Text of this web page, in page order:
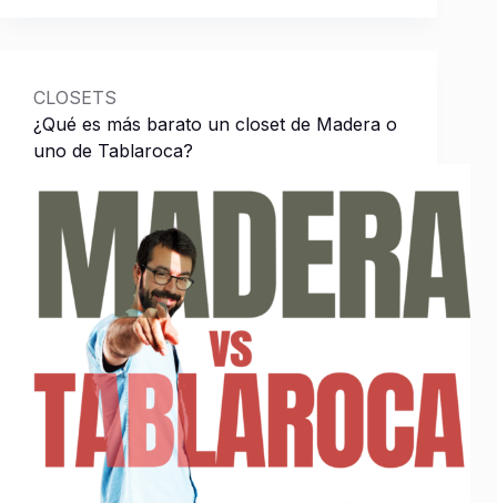
Costo
de
Materiales
para Muro
Costo
de
Closet
CLOSETS
¿Qué es más barato un closet de Madera o
uno de Tablaroca?